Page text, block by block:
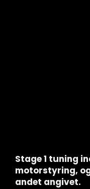
Stage 1 tuning
motorstyring,
andet angivet.